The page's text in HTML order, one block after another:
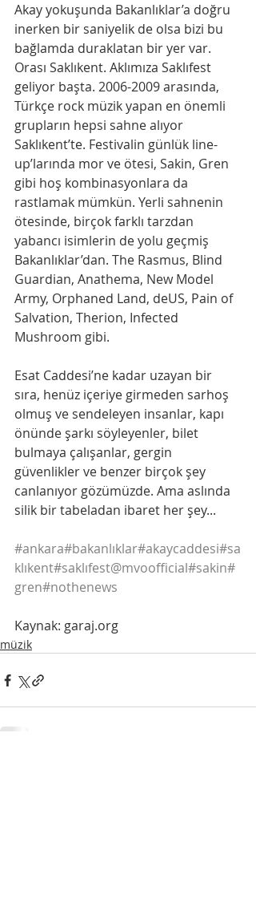
Akay yokuşunda Bakanlıklar’a doğru
inerken bir saniyelik de olsa bizi bu
bağlamda duraklatan bir yer var.
Orası Saklıkent. Aklımıza Saklıfest
geliyor başta. 2006-2009 arasında,
Türkçe rock müzik yapan en önemli
grupların hepsi sahne alıyor
Saklıkent’te. Festivalin günlük line-
up’larında mor ve ötesi, Sakin, Gren
gibi hoş kombinasyonlara da
rastlamak mümkün. Yerli sahnenin
ötesinde, birçok farklı tarzdan
yabancı isimlerin de yolu geçmiş
Bakanlıklar’dan. The Rasmus, Blind
Guardian, Anathema, New Model
Army, Orphaned Land, deUS, Pain of
Salvation, Therion, Infected
Mushroom gibi.
Esat Caddesi’ne kadar uzayan bir
sıra, henüz içeriye girmeden sarhoş
olmuş ve sendeleyen insanlar, kapı
önünde şarkı söyleyenler, bilet
bulmaya çalışanlar, gergin
güvenlikler ve benzer birçok şey
canlanıyor gözümüzde. Ama aslında
silik bir tabeladan ibaret her şey...
#ankara#bakanlıklar#akaycaddesi#sa
klıkent#saklıfest@mvoofficial#sakin#
gren#nothenews
Kaynak: garaj.org
müzik